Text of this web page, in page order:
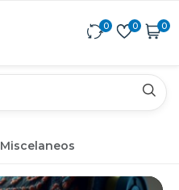
0 0 0
Miscelaneos